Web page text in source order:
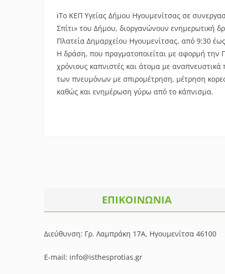
ℹΤο ΚΕΠ Υγείας Δήμου Ηγουμενίτσας σε
Σπίτι» του Δήμου, διοργανώνουν ενημερωτική
Πλατεία Δημαρχείου Ηγουμενίτσας, από 9:30
Η δράση, που πραγματοποιείται με αφορμή την
χρόνιους καπνιστές και άτομα με
των πνευμόνων με σπιρομέτρηση, μέτρηση
καθώς και ενημέρωση γύρω από το κάπνισμα.
ΕΠΙΚΟΙΝΩΝΙΑ
Διεύθυνση: Γρ. Λαμπράκη 17Α, Ηγουμενίτσα 46100
E-mail: info@isthesprotias.gr